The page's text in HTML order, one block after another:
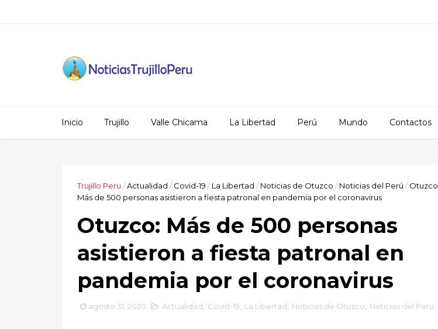
Inicio Trujillo Valle Chicama La Libertad Perú Mundo Contactos
Trujillo Peru /Actualidad / Covid-19 / La Libertad / Noticias de Otuzco / Noticias del Perú / Otuzco
Más de 500 personas asistieron a fiesta patronal en pandemia por el coronavirus
Otuzco: Más de 500 personas
asistieron a fiesta patronal en
pandemia por el coronavirus
agosto 31, 2020 Actualidad Covid-19 La Libertad Noticias de Otuzco Noticias del Perú